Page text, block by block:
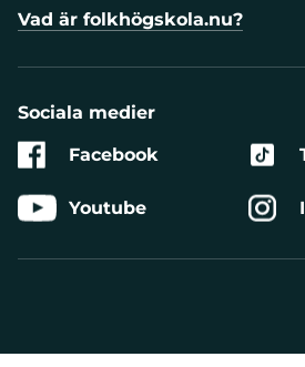
Vad är folkhögskola.nu?
Sociala medier
Facebook
Youtube